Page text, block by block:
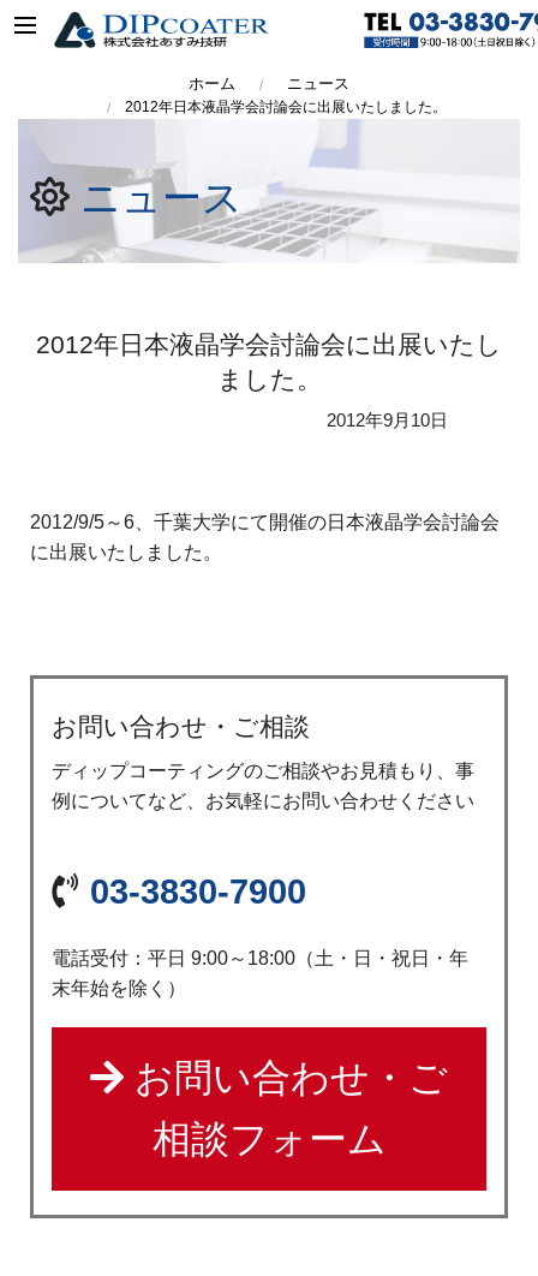
ホーム ニュース
2012年日本液晶学会討論会に出展いたしました。
ニュース
2012年日本液晶学会討論会に出展いたし
ました。
2012年9月10日
2012/9/5～6、千葉大学にて開催の日本液晶学会討論会
に出展いたしました。
お問い合わせ・ご相談
ディップコーティングのご相談やお見積もり、事
例についてなど、お気軽にお問い合わせください
03-3830-7900
電話受付：平日 9:00～18:00（土・日・祝日・年
末年始を除く）
お問い合わせ・ご
相談フォーム